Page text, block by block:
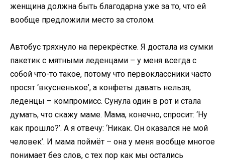
женщина должна быть благодарна уже за то, что ей
вообще предложили место за столом.
Автобус тряхнуло на перекрёстке. Я достала из сумки
пакетик с мятными леденцами – у меня всегда с
собой что-то такое, потому что первоклассники часто
просят ‘вкусненькое’, а конфеты давать нельзя,
леденцы – компромисс. Сунула один в рот и стала
думать, что скажу маме. Мама, конечно, спросит: ‘Ну
как прошло?’. А я отвечу: ‘Никак. Он оказался не мой
человек’. И мама поймёт – она у меня вообще многое
понимает без слов, с тех пор как мы остались